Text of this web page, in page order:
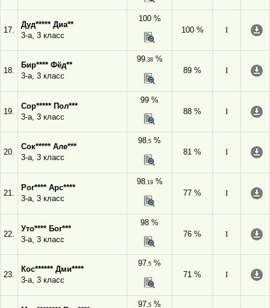
17.
Дуд***** Диа**
3-а, 3 класс
100 %
100 %
I
18.
Бир**** Фёд**
3-а, 3 класс
99,38%
89 %
I
19.
Сор***** Пол***
3-а, 3 класс
99 %
88 %
I
20.
Сок***** Але***
3-а, 3 класс
98,5 %
81 %
I
21.
Рог**** Арс****
3-а, 3 класс
98,19%
77 %
I
22.
Уто**** Бог***
3-а, 3 класс
98 %
76 %
I
23.
Кос****** Дми****
3-а, 3 класс
97,5 %
71 %
I
97,5 %